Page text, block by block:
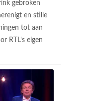
gebroken
en stille
tot aan
RTL's eigen